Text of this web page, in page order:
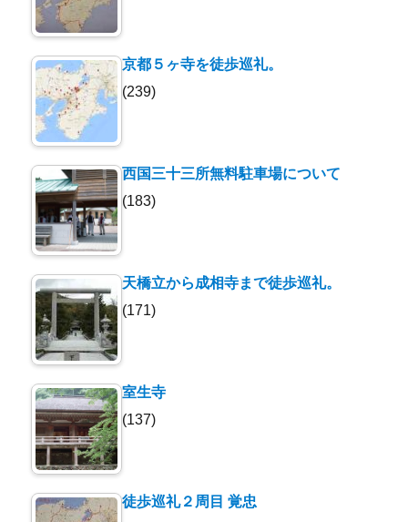
京都５ヶ寺を徒歩巡礼。
(239)
西国三十三所無料駐車場について
(183)
天橋立から成相寺まで徒歩巡礼。
(171)
室生寺
(137)
徒歩巡礼２周目 覚忠